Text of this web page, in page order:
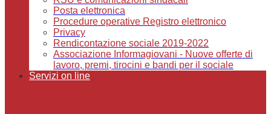
Posta elettronica
Procedure operative Registro elettronico
Privacy
Rendicontazione sociale 2019-2022
Associazione Informagiovani - Nuove offerte di
lavoro, premi, tirocini e bandi per il sociale
Servizi on line